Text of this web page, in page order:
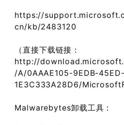
https://
cn/kb/2483120
（直接下载链接：
http://
/A/0AAAE105-9EDB-
1E3C333A28D6/
Malwarebytes卸载工具：